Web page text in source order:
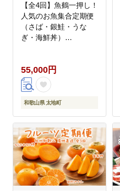
【全4回】魚鶴一押し！
人気のお魚集合定期便
（さば・銀鮭・うな
ぎ・海鮮丼）
55,000円
和歌山県 太地町